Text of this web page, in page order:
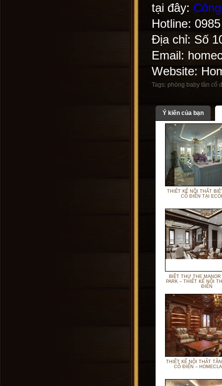
tại đây:
Hotline:
Địa chỉ: Số
Email:
Website:
Tags: phòng baby tân cổ
Ý kiến của bạn
THIẾT KẾ NỘI THẤT
CỔ ĐIỂN TẠI
BIỆT THỰ THE MANOR
PARK – THIẾT KẾ NỘI
ĐIỂN
THIẾT KẾ NỘI THẤT
CỔ ĐIỂN –